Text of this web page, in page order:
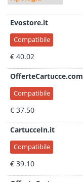
Evostore.it
Compatibile
€ 40.02
OfferteCartucce.com
Compatibile
€ 37.50
CartucceIn.it
Compatibile
€ 39.10